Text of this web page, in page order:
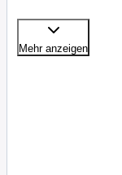
Mehr anzeigen